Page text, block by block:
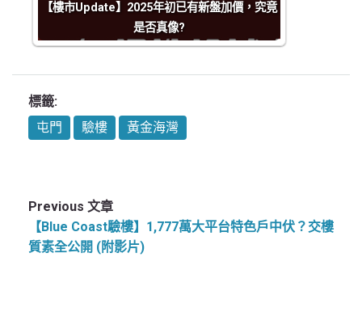
【樓市Update】2025年初已有新盤加價，究竟
是否真像?
標籤:
屯門
驗樓 黃金海灣
Previous 文章
【Blue Coast驗樓】1,777萬大平台特色戶中伏？交樓
質素全公開 (附影片)